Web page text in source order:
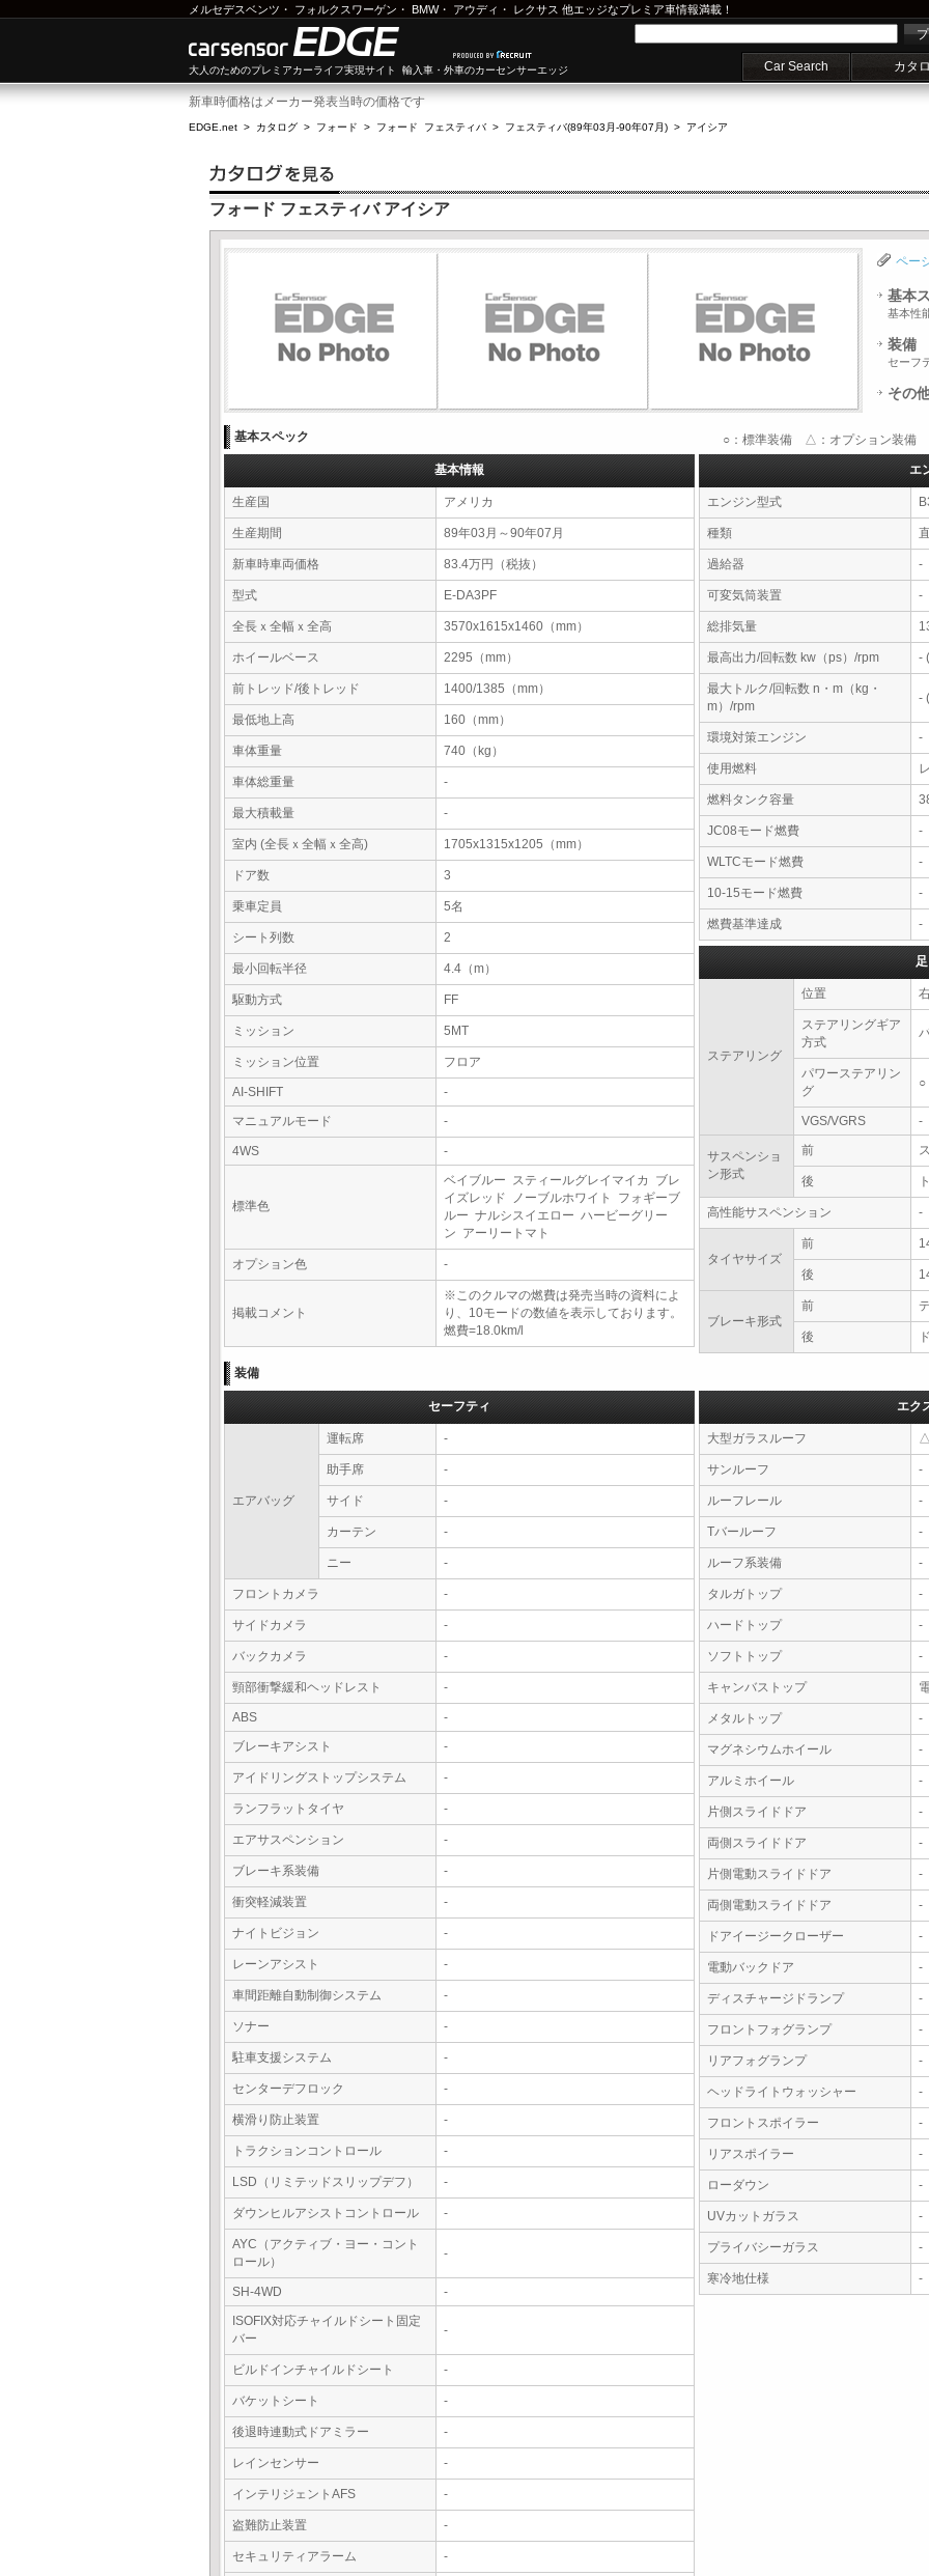
メルセデスベンツ ・ フォルクスワーゲン ・ BMW・ アウディ ・ レクサス 他エッジなプレミア車情報満載！
大人のためのプレミアカーライフ実現サイト 輸入車・外車のカーセンサーエッジ Car Search カタ
新車時価格はメーカー発表当時の価格です
EDGE.net > カタログ > フォード > フォード フェスティバ > フェスティバ(89年03月-90年07月) > アイシア
フォード フェスティバ アイシア
ペー
基本
基本性
装備
セーフ
その
基本スペック ○：標準装備 △：オプション装備 -
基本情報
生産国 アメリカ
生産期間 89年03月～90年07月
新車時車両価格 83.4万円（税抜）
型式 E-DA3PF
全長ｘ全幅ｘ全高 3570x1615x1460（mm）
ホイールベース 2295（mm）
前トレッド/後トレッド 1400/1385（mm）
最低地上高 160（mm）
車体重量 740（kg）
車体総重量 -
最大積載量 -
室内 (全長ｘ全幅ｘ全高) 1705x1315x1205（mm）
ドア数 3
乗車定員 5名
シート列数 2
最小回転半径 4.4（m）
駆動方式 FF
ミッション 5MT
ミッション位置 フロア
AI-SHIFT
-
マニュアルモード
-
4WS -
標準色
ベイブルー スティールグレイマイカ ブレ
イズレッド ノーブルホワイト フォギーブ
ルー ナルシスイエロー ハービーグリー
ン アーリートマト
オプション色 -
掲載コメント
※このクルマの燃費は発売当時の資料によ
り、10モードの数値を表示しております。
燃費=18.0km/l
エ
エンジン型式
種類
過給器 -
可変気筒装置 -
総排気量
最高出力/回転数 kw（ps）/rpm -
最大トルク/回転数 n・m（kg・
m）/rpm
-
環境対策エンジン -
使用燃料
燃料タンク容量
JC08モード燃費 -
WLTCモード燃費 -
10-15モード燃費 -
燃費基準達成 -
ステアリング
位置
ステアリングギア
方式
パワーステアリン
グ
○
VGS/VGRS -
サスペンショ
ン形式
前
後
高性能サスペンション -
タイヤサイズ
前
後
ブレーキ形式
前
後
装備
セーフティ
エアバッグ
運転席 -
助手席 -
サイド -
カーテン -
ニー -
フロントカメラ -
サイドカメラ -
バックカメラ -
頸部衝撃緩和ヘッドレスト -
ABS
-
ブレーキアシスト
-
アイドリングストップシステム -
ランフラットタイヤ -
エアサスペンション -
ブレーキ系装備 -
衝突軽減装置 -
ナイトビジョン -
レーンアシスト -
車間距離自動制御システム -
ソナー -
駐車支援システム -
センターデフロック -
横滑り防止装置 -
トラクションコントロール -
LSD（リミテッドスリップデフ） -
ダウンヒルアシストコントロール -
AYC（アクティブ・ヨー・コント
ロール）
-
SH-4WD
-
ISOFIX対応チャイルドシート固定
バー
-
ビルドインチャイルドシート -
バケットシート -
後退時連動式ドアミラー -
レインセンサー -
インテリジェントAFS -
盗難防止装置 -
セキュリティアラーム -
エク
大型ガラスルーフ
サンルーフ -
ルーフレール -
Tバールーフ -
ルーフ系装備 -
タルガトップ -
ハードトップ -
ソフトトップ -
キャンバストップ
メタルトップ -
マグネシウムホイール -
アルミホイール -
片側スライドドア -
両側スライドドア -
片側電動スライドドア -
両側電動スライドドア -
ドアイージークローザー -
電動バックドア -
ディスチャージドランプ -
フロントフォグランプ -
リアフォグランプ -
ヘッドライトウォッシャー -
フロントスポイラー -
リアスポイラー -
ローダウン -
UVカットガラス -
プライバシーガラス -
寒冷地仕様 -